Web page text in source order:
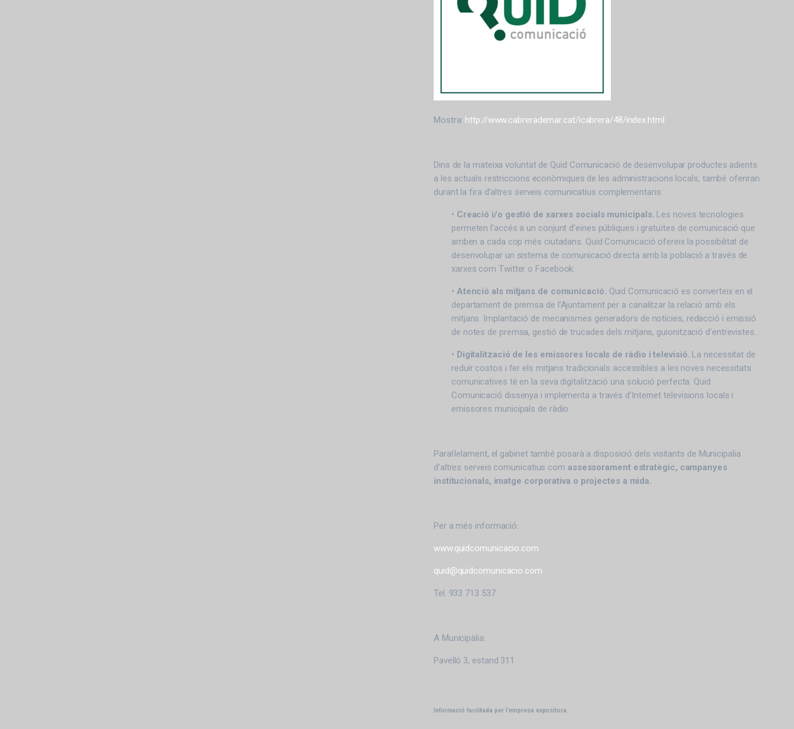
Mostra: http://www.cabrerademar.cat/icabrera/48/index.html
Dins de la mateixa voluntat de Quid Comunicació de desenvolupar productes adients
a les actuals restriccions econòmiques de les administracions locals, també oferiran
durant la fira d’altres serveis comunicatius complementaris:
• Creació i/o gestió de xarxes socials municipals. Les noves tecnologies
permeten l’accés a un conjunt d’eines públiques i gratuïtes de comunicació que
arriben a cada cop més ciutadans. Quid Comunicació ofereix la possibilitat de
desenvolupar un sistema de comunicació directa amb la població a través de
xarxes com Twitter o Facebook.
• Atenció als mitjans de comunicació. Quid Comunicació es converteix en el
departament de premsa de l’Ajuntament per a canalitzar la relació amb els
mitjans. Implantació de mecanismes generadors de notícies, redacció i emissió
de notes de premsa, gestió de trucades dels mitjans, guionització d’entrevistes…
• Digitalització de les emissores locals de ràdio i televisió. La necessitat de
reduir costos i fer els mitjans tradicionals accessibles a les noves necessitats
comunicatives té en la seva digitalització una solució perfecta. Quid
Comunicació dissenya i implementa a través d’Internet televisions locals i
emissores municipals de ràdio.
Paral·lelament, el gabinet també posarà a disposició dels visitants de Municipalia
d’altres serveis comunicatius com assessorament estratègic, campanyes
institucionals, imatge corporativa o projectes a mida.
Per a més informació:
www.quidcomunicacio.com
quid@quidcomunicacio.com
Tel. 933 713 537
A Municipàlia:
Pavelló 3, estand 311
Informació facilitada per l’empresa expositora.